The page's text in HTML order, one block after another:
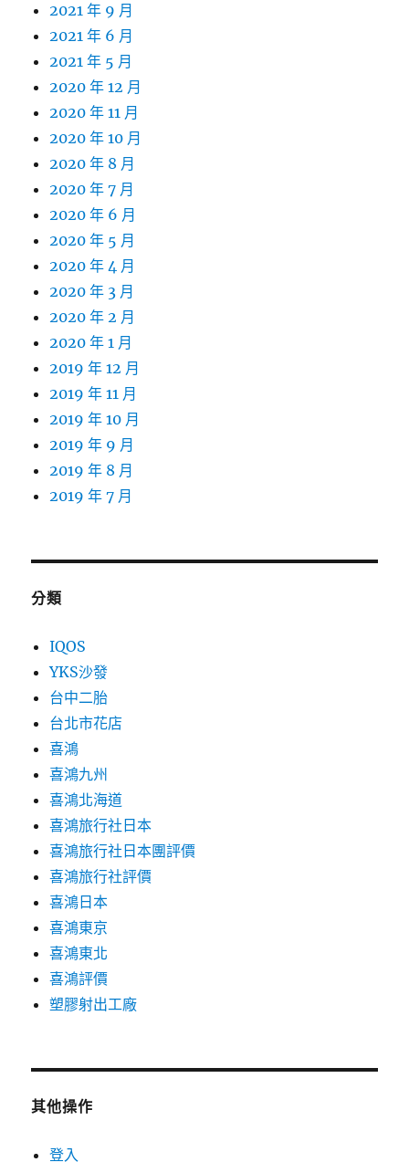
2021 年 9 月
2021 年 6 月
2021 年 5 月
2020 年 12 月
2020 年 11 月
2020 年 10 月
2020 年 8 月
2020 年 7 月
2020 年 6 月
2020 年 5 月
2020 年 4 月
2020 年 3 月
2020 年 2 月
2020 年 1 月
2019 年 12 月
2019 年 11 月
2019 年 10 月
2019 年 9 月
2019 年 8 月
2019 年 7 月
分類
IQOS
YKS沙發
台中二胎
台北市花店
喜鴻
喜鴻九州
喜鴻北海道
喜鴻旅行社日本
喜鴻旅行社日本團評價
喜鴻旅行社評價
喜鴻日本
喜鴻東京
喜鴻東北
喜鴻評價
塑膠射出工廠
其他操作
登入